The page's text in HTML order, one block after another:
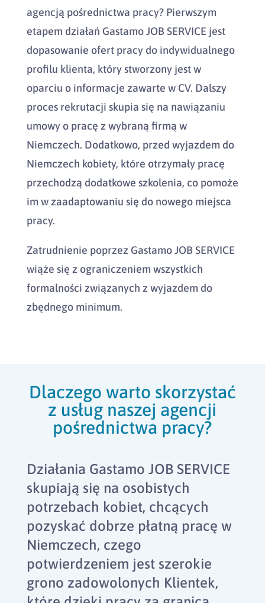
agencją pośrednictwa pracy? Pierwszym
etapem działań Gastamo JOB SERVICE jest
dopasowanie ofert pracy do indywidualnego
profilu klienta, który stworzony jest w
oparciu o informacje zawarte w CV. Dalszy
proces rekrutacji skupia się na nawiązaniu
umowy o pracę z wybraną firmą w
Niemczech. Dodatkowo, przed wyjazdem do
Niemczech kobiety, które otrzymały pracę
przechodzą dodatkowe szkolenia, co pomoże
im w zaadaptowaniu się do nowego miejsca
pracy.
Zatrudnienie poprzez Gastamo JOB SERVICE
wiąże się z ograniczeniem wszystkich
formalności związanych z wyjazdem do
zbędnego minimum.
Dlaczego warto skorzystać
z usług naszej agencji
pośrednictwa pracy?
Działania Gastamo JOB SERVICE
skupiają się na osobistych
potrzebach kobiet, chcących
pozyskać dobrze płatną pracę w
Niemczech, czego
potwierdzeniem jest szerokie
grono zadowolonych Klientek,